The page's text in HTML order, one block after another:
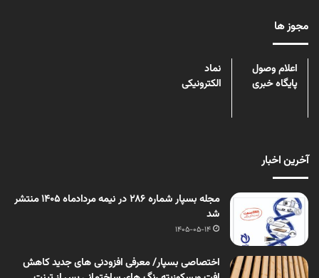
مجوز ها
اعلام وصول
پایگاه خبری
نماد
الکترونیکی
آخرین اخبار
مجله بسپار شماره 286 در نیمه مردادماه 1405 منتشر
شد
1405-05-14
اختصاصی بسپار/ معرفی افزودنی های جدید کاهش